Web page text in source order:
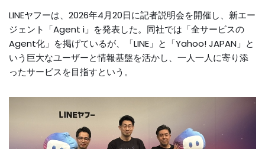
LINEヤフーは、2026年4月20日に記者説明会を開催し、新エー
ジェント「Agent i」を発表した。同社では「全サービスの
Agent化」を掲げているが、「LINE」と「Yahoo! JAPAN」と
いう巨大なユーザーと情報基盤を活かし、一人一人に寄り添
ったサービスを目指すという。